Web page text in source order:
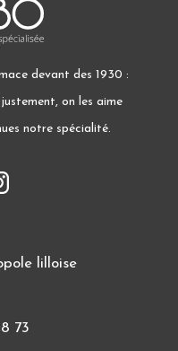
devant des 1930 :
on les aime
notre spécialité.
lilloise
73